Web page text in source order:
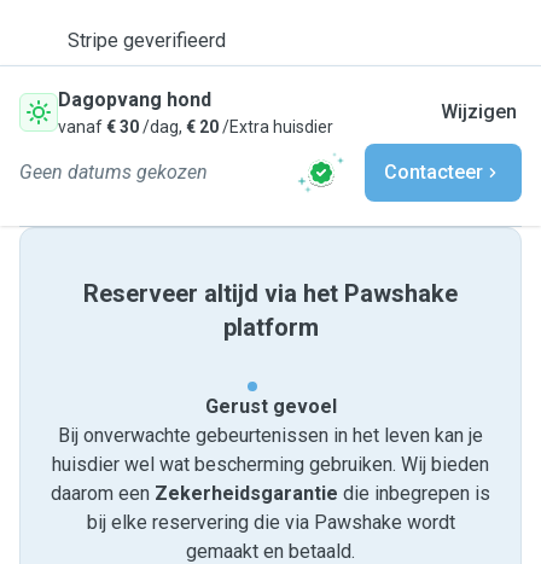
Stripe geverifieerd
Dagopvang hond
vanaf€ 30/dag, € 20/Extra huisdier
Wijzigen
Geen datums gekozen Contacteer
Reserveer altijd via het Pawshake
platform
Gerust gevoel
Bij onverwachte gebeurtenissen in het leven kan je
huisdier wel wat bescherming gebruiken. Wij bieden
daarom een Zekerheidsgarantie die inbegrepen is
bij elke reservering die via Pawshake wordt
gemaakt en betaald.